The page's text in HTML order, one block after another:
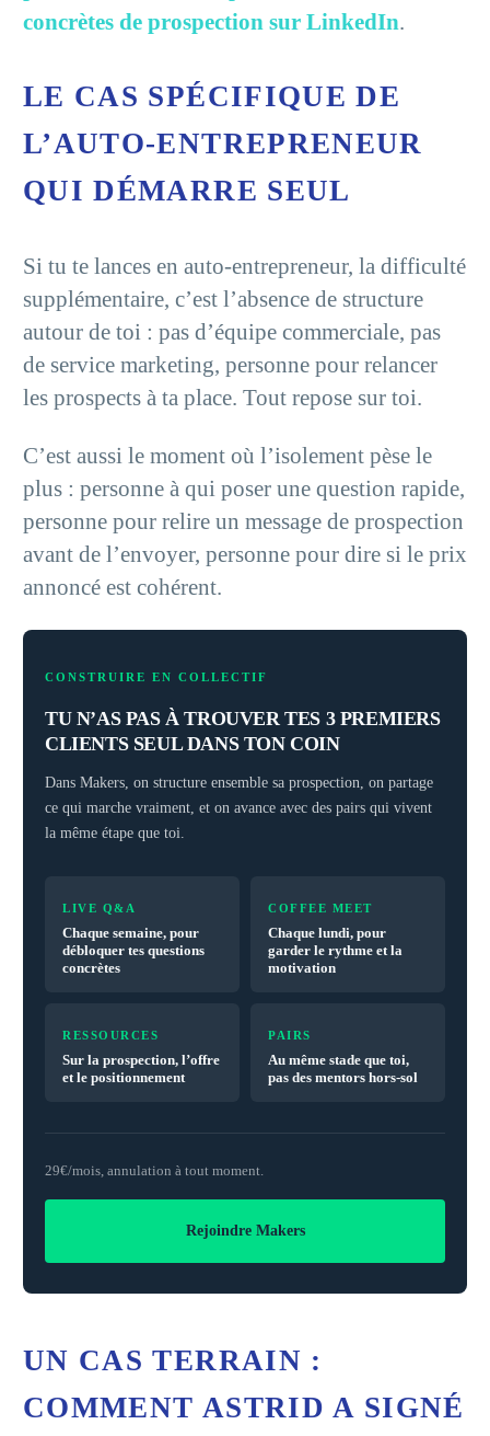
concrètes de prospection sur LinkedIn.
LE CAS SPÉCIFIQUE DE
L’AUTO-ENTREPRENEUR
QUI DÉMARRE SEUL
Si tu te lances en auto-entrepreneur, la difficulté
supplémentaire, c’est l’absence de structure
autour de toi : pas d’équipe commerciale, pas
de service marketing, personne pour relancer
les prospects à ta place. Tout repose sur toi.
C’est aussi le moment où l’isolement pèse le
plus : personne à qui poser une question rapide,
personne pour relire un message de prospection
avant de l’envoyer, personne pour dire si le prix
annoncé est cohérent.
CONSTRUIRE EN COLLECTIF
TU N’AS PAS À TROUVER TES 3 PREMIERS
CLIENTS SEUL DANS TON COIN
Dans Makers, on structure ensemble sa prospection, on partage
ce qui marche vraiment, et on avance avec des pairs qui vivent
la même étape que toi.
LIVE Q&A
Chaque semaine, pour
débloquer tes questions
concrètes
COFFEE MEET
Chaque lundi, pour
garder le rythme et la
motivation
RESSOURCES
Sur la prospection, l’offre
et le positionnement
PAIRS
Au même stade que toi,
pas des mentors hors-sol
29€/mois, annulation à tout moment.
Rejoindre Makers
UN CAS TERRAIN :
COMMENT ASTRID A SIGNÉ